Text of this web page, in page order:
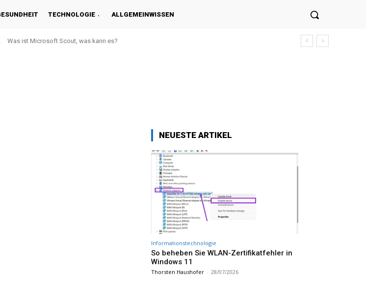
TECHNOLOGIE ALLGEMEINWISSEN
Was ist Microsoft Scout, was kann es?
NEUESTE ARTIKEL
Informationstechnologie
So beheben Sie WLAN-Zertifikatfehler in
Windows 11
Thorsten Haushofer - 28/07/2026